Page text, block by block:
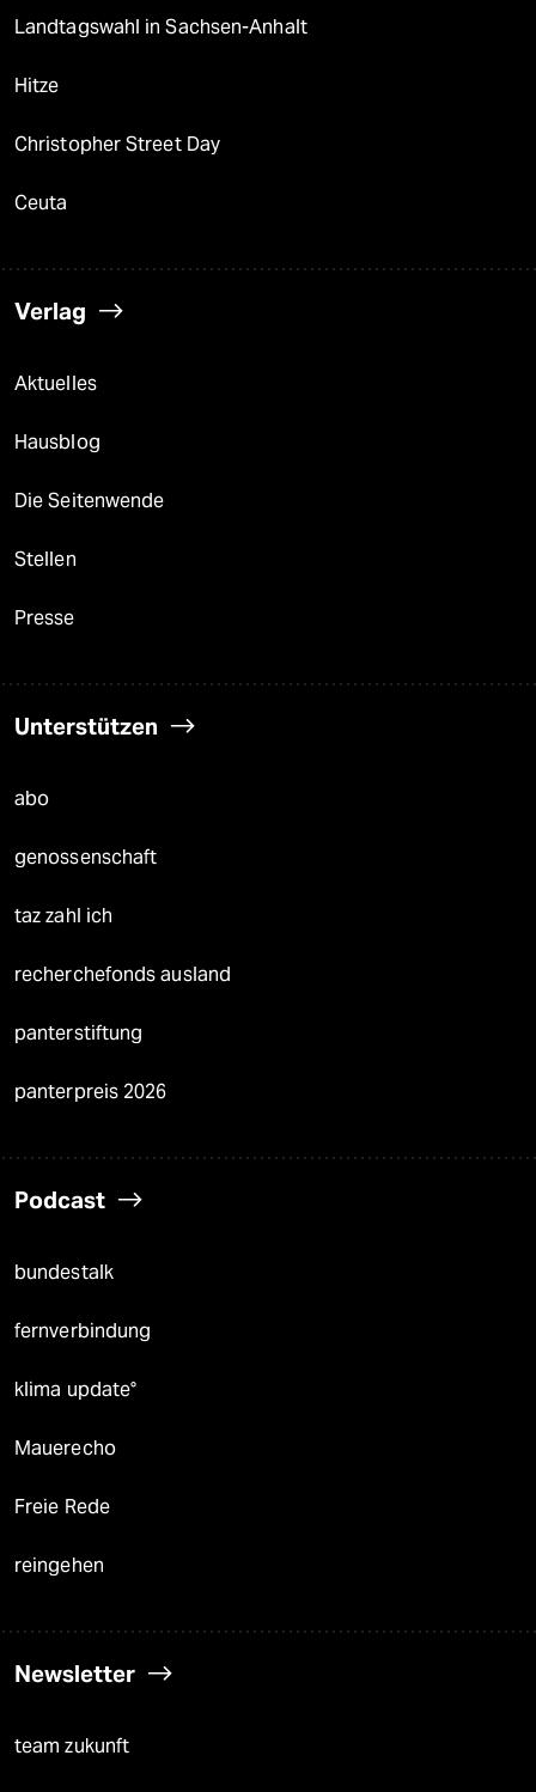
Landtagswahl in Sachsen-Anhalt
Hitze
Christopher Street Day
Ceuta
Verlag
Aktuelles
Hausblog
Die Seitenwende
Stellen
Presse
Unterstützen
abo
genossenschaft
taz zahl ich
recherchefonds ausland
panterstiftung
panterpreis 2026
Podcast
bundestalk
fernverbindung
klima update°
Mauerecho
Freie Rede
reingehen
Newsletter
team zukunft